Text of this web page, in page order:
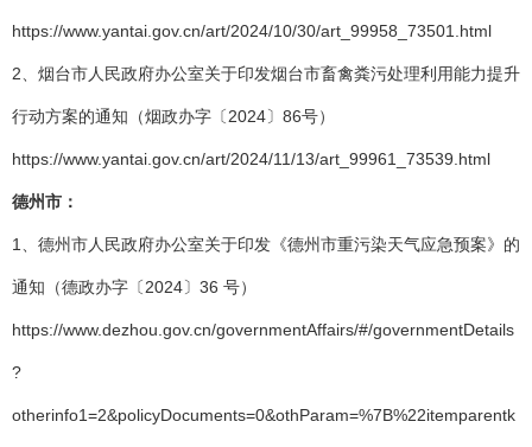
https://www.yantai.gov.cn/art/2024/10/30/art_99958_73501.html
2、烟台市人民政府办公室关于印发烟台市畜禽粪污处理利用能力提升
行动方案的通知（烟政办字〔2024〕86号）
https://www.yantai.gov.cn/art/2024/11/13/art_99961_73539.html
德州市：
1、德州市人民政府办公室关于印发《德州市重污染天气应急预案》的
通知（德政办字〔2024〕36 号）
https://www.dezhou.gov.cn/governmentAffairs/#/governmentDetails
?
otherinfo1=2&policyDocuments=0&othParam=%7B%22itemparentk